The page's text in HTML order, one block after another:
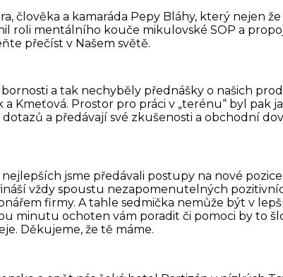
člověka a kamaráda Pepy Bláhy, který nejen
roli mentálního kouče mikulovské SOP a
přečíst v Našem světě.
a tak nechyběly přednášky o našich
Kmeťová. Prostor pro práci v „terénu“ byl pak
a předávají své zkušenosti a obchodní
jsme předávali postupy na nové
vždy spoustu nezapomenutelných
firmy. A tahle sedmička nemůže být v
minutu ochoten vám poradit či pomoci by to
Děkujeme, že tě máme.